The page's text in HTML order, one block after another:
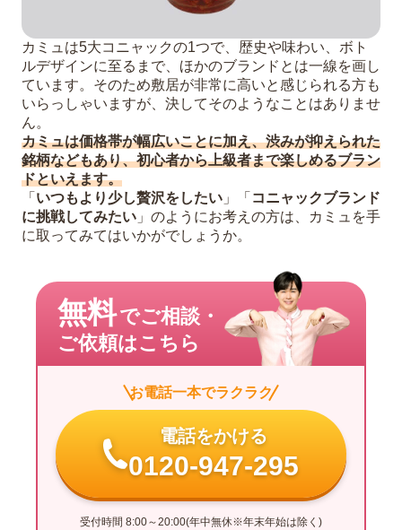
カミュは5大コニャックの1つで、歴史や味わい、ボト
ルデザインに至るまで、ほかのブランドとは一線を画し
ています。そのため敷居が非常に高いと感じられる方も
いらっしゃいますが、決してそのようなことはありませ
ん。
カミュは価格帯が幅広いことに加え、渋みが抑えられた
銘柄などもあり、初心者から上級者まで楽しめるブラン
ドといえます。
「 いつもより少し贅沢をしたい 」「 コニャックブランド
に挑戦してみたい 」のようにお考えの方は、カミュを手
に取ってみてはいかがでしょうか。
無料でご相談・
ご依頼はこちら
お電話一本でラクラク
電話をかける
0120-947-295
受付時間 8:00～20:00(年中無休※年末年始は除く)